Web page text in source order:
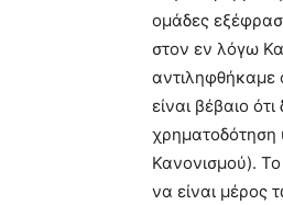
ομάδες
στον εν λόγω
αντιληφθήκαμε
είναι βέβαιο
χρηματοδότηση
Κανονισμού).
να είναι μέρος